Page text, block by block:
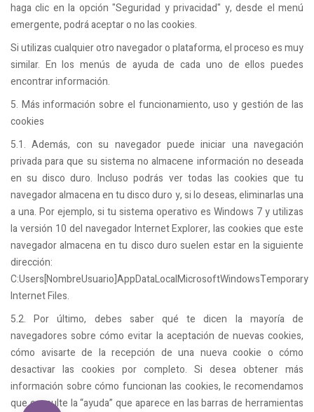
haga clic en la opción "Seguridad y privacidad" y, desde el menú
emergente, podrá aceptar o no las cookies.
Si utilizas cualquier otro navegador o plataforma, el proceso es muy
similar. En los menús de ayuda de cada uno de ellos puedes
encontrar información.
5. Más información sobre el funcionamiento, uso y gestión de las
cookies
5.1. Además, con su navegador puede iniciar una navegación
privada para que su sistema no almacene información no deseada
en su disco duro. Incluso podrás ver todas las cookies que tu
navegador almacena en tu disco duro y, si lo deseas, eliminarlas una
a una. Por ejemplo, si tu sistema operativo es Windows 7 y utilizas
la versión 10 del navegador Internet Explorer, las cookies que este
navegador almacena en tu disco duro suelen estar en la siguiente
dirección:
C:Users[NombreUsuario]AppDataLocalMicrosoftWindowsTemporary
Internet Files.
5.2. Por último, debes saber qué te dicen la mayoría de
navegadores sobre cómo evitar la aceptación de nuevas cookies,
cómo avisarte de la recepción de una nueva cookie o cómo
desactivar las cookies por completo. Si desea obtener más
información sobre cómo funcionan las cookies, le recomendamos
que consulte la “ayuda” que aparece en las barras de herramientas